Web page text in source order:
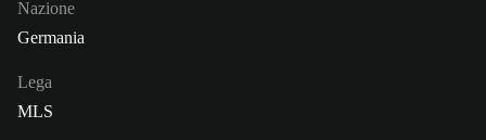
Nazione
Germania
Lega
MLS